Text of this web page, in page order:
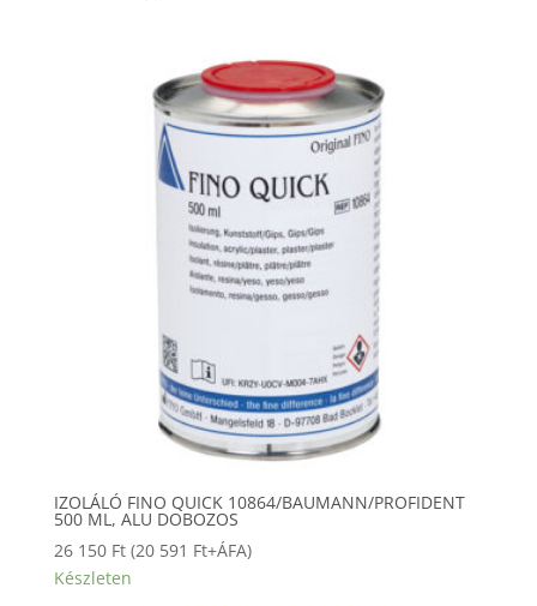
IZOLÁLÓ FINO QUICK 10864/BAUMANN/PROFIDENT
500 ML, ALU DOBOZOS
26 150 Ft (20 591 Ft+ÁFA)
Készleten